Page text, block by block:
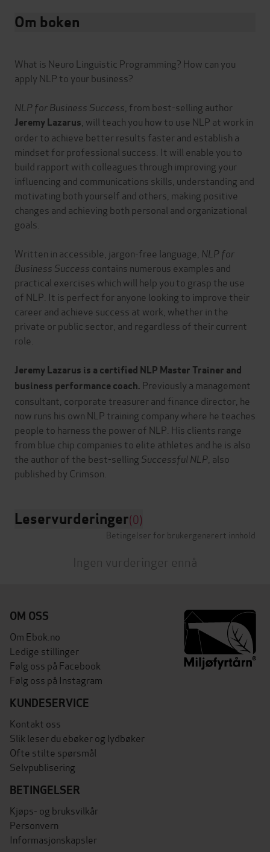
Om boken
What is Neuro Linguistic Programming? How can you
apply NLP to your business?
NLP for Business Success , from best-selling author
Jeremy Lazarus , will teach you how to use NLP at work in
order to achieve better results faster and establish a
mindset for professional success. It will enable you to
build rapport with colleagues through improving your
influencing and communications skills, understanding and
motivating both yourself and others, making positive
changes and achieving both personal and organizational
goals.
Written in accessible, jargon-free language, NLP for
Business Success contains numerous examples and
practical exercises which will help you to grasp the use
of NLP. It is perfect for anyone looking to improve their
career and achieve success at work, whether in the
private or public sector, and regardless of their current
role.
Jeremy Lazarus is a certified NLP Master Trainer and
business performance coach. Previously a management
consultant, corporate treasurer and finance director, he
now runs his own NLP training company where he teaches
people to harness the power of NLP. His clients range
from blue chip companies to elite athletes and he is also
the author of the best-selling Successful NLP , also
Leservurderinger(0)
Betingelser for brukergenerert innhold
Ingen vurderinger ennå
OM OSS
Om Ebok.no
Ledige stillinger
Følg oss på Facebook
Følg oss på Instagram
KUNDESERVICE
Kontakt oss
Slik leser du ebøker og lydbøker
Ofte stilte spørsmål
Selvpublisering
BETINGELSER
Kjøps- og bruksvilkår
Personvern
Informasjonskapsler